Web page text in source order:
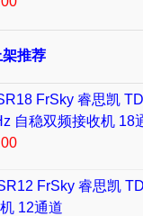
推荐
FrSky 睿思凯
自稳双频接收机 18
FrSky 睿思凯
12通道